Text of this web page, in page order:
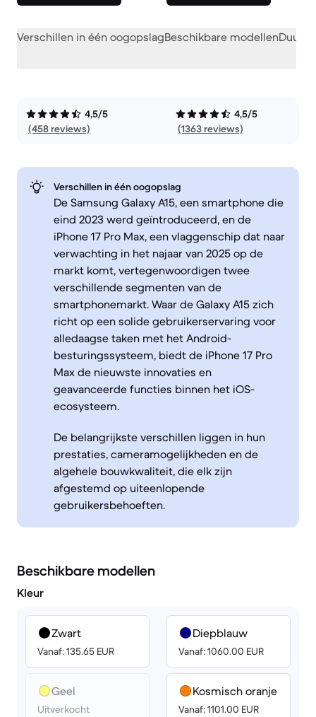
Verschillen in één oogopslagBeschikbare modellen
4,5/5
(458 reviews)
4,5/5
(1363 reviews)
Verschillen in één oogopslag
De Samsung Galaxy A15, een smartphone die
eind 2023 werd geïntroduceerd, en de
iPhone 17 Pro Max, een vlaggenschip dat naar
verwachting in het najaar van 2025 op de
markt komt, vertegenwoordigen twee
verschillende segmenten van de
smartphonemarkt. Waar de Galaxy A15 zich
richt op een solide gebruikerservaring voor
alledaagse taken met het Android-
besturingssysteem, biedt de iPhone 17 Pro
Max de nieuwste innovaties en
geavanceerde functies binnen het iOS-
ecosysteem.
De belangrijkste verschillen liggen in hun
prestaties, cameramogelijkheden en de
algehele bouwkwaliteit, die elk zijn
afgestemd op uiteenlopende
gebruikersbehoeften.
Beschikbare modellen
Kleur
Zwart
Vanaf: 135.65 EUR
Geel
Uitverkocht
Diepblauw
Vanaf: 1060.00 EUR
Kosmisch oranje
Vanaf: 1101.00 EUR